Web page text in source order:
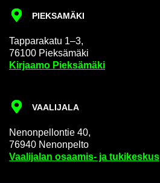
PIEK­SA­MÄ­KI
Tap­pa­ra­ka­tu 1–3,
76100 Piek­sä­mä­ki
Kir­jaa­mo Piek­sä­mä­ki
VAA­LI­JA­LA
Ne­non­pel­lon­tie 40,
76940 Ne­non­pel­to
Vaa­li­ja­lan osaamis-​ ja tu­ki­kes­kus